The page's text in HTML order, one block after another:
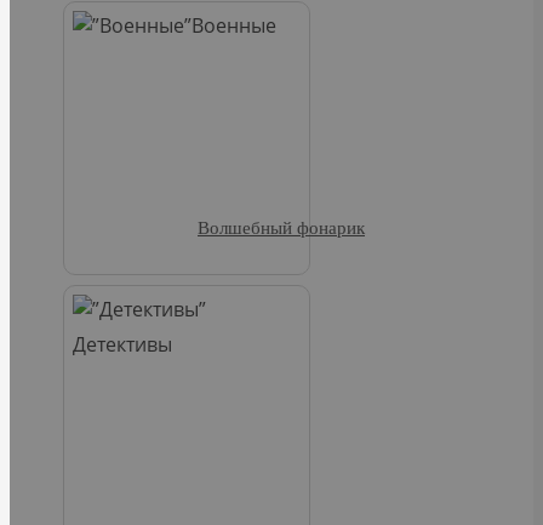
Военные
Детективы
Волшебный фонарик